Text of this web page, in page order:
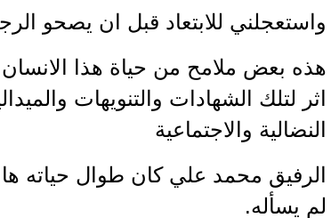
واستعجلني للابتعاد قبل ان يصحو
هذه بعض ملامح من حياة هذا
اثر لتلك الشهادات والتنويهات
النضالية والاجتماعية
الرفيق محمد علي كان طوال
لم يسأله.